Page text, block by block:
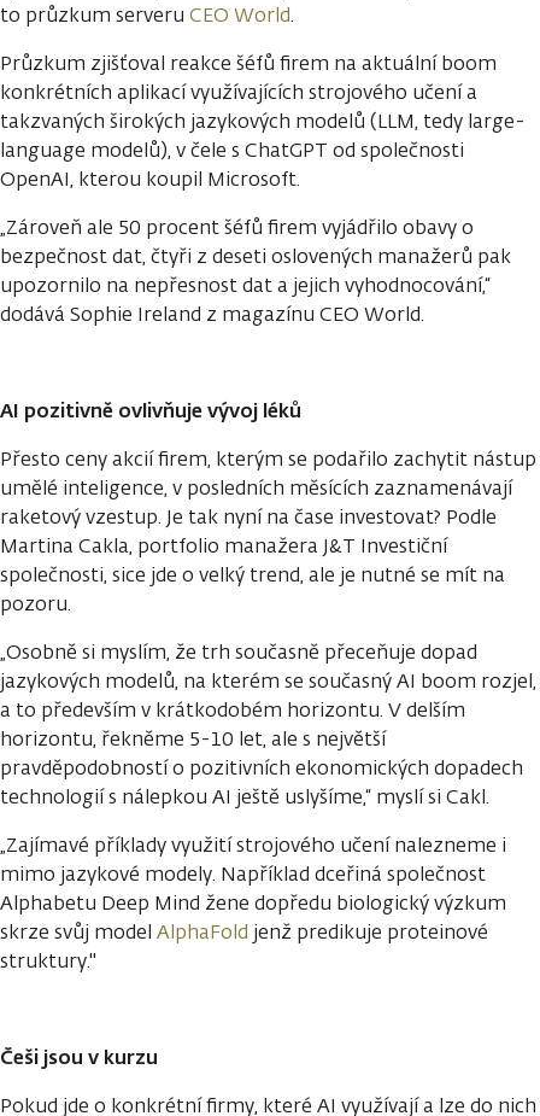
to průzkum serveru CEO World.
Průzkum zjišťoval reakce šéfů firem na aktuální boom
konkrétních aplikací využívajících strojového učení a
takzvaných širokých jazykových modelů (LLM, tedy large-
language modelů), v čele s ChatGPT od společnosti
OpenAI, kterou koupil Microsoft.
„Zároveň ale 50 procent šéfů firem vyjádřilo obavy o
bezpečnost dat, čtyři z deseti oslovených manažerů pak
upozornilo na nepřesnost dat a jejich vyhodnocování,“
dodává Sophie Ireland z magazínu CEO World.
AI pozitivně ovlivňuje vývoj léků
Přesto ceny akcií firem, kterým se podařilo zachytit nástup
umělé inteligence, v posledních měsících zaznamenávají
raketový vzestup. Je tak nyní na čase investovat? Podle
Martina Cakla, portfolio manažera J&T Investiční
společnosti, sice jde o velký trend, ale je nutné se mít na
pozoru.
„Osobně si myslím, že trh současně přeceňuje dopad
jazykových modelů, na kterém se současný AI boom rozjel,
a to především v krátkodobém horizontu. V delším
horizontu, řekněme 5-10 let, ale s největší
pravděpodobností o pozitivních ekonomických dopadech
technologií s nálepkou AI ještě uslyšíme,“ myslí si Cakl.
„Zajímavé příklady využití strojového učení nalezneme i
mimo jazykové modely. Například dceřiná společnost
Alphabetu Deep Mind žene dopředu biologický výzkum
skrze svůj model AlphaFold jenž predikuje proteinové
struktury."
Češi jsou v kurzu
Pokud jde o konkrétní firmy, které AI využívají a lze do nich